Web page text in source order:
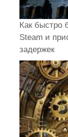
Как быстро
Steam и
задержек